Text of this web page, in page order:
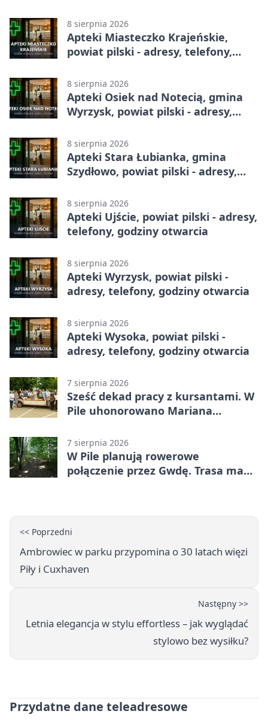
8 sierpnia 2026
Apteki Miasteczko Krajeńskie,
powiat pilski - adresy, telefony,
8 sierpnia 2026
Apteki Osiek nad Notecią, gmina
Wyrzysk, powiat pilski - adresy,
8 sierpnia 2026
Apteki Stara Łubianka, gmina
Szydłowo, powiat pilski - adresy,
8 sierpnia 2026
Apteki Ujście, powiat pilski - adresy,
telefony, godziny otwarcia
8 sierpnia 2026
Apteki Wyrzysk, powiat pilski -
adresy, telefony, godziny otwarcia
8 sierpnia 2026
Apteki Wysoka, powiat pilski -
adresy, telefony, godziny otwarcia
7 sierpnia 2026
Sześć dekad pracy z kursantami. W
Pile uhonorowano Mariana
7 sierpnia 2026
W Pile planują rowerowe
połączenie przez Gwdę. Trasa ma
<< Poprzedni
Ambrowiec w parku przypomina o 30 latach więzi
Piły i Cuxhaven
Następny >>
Letnia elegancja w stylu effortless – jak wyglądać
stylowo bez wysiłku?
Przydatne dane teleadresowe